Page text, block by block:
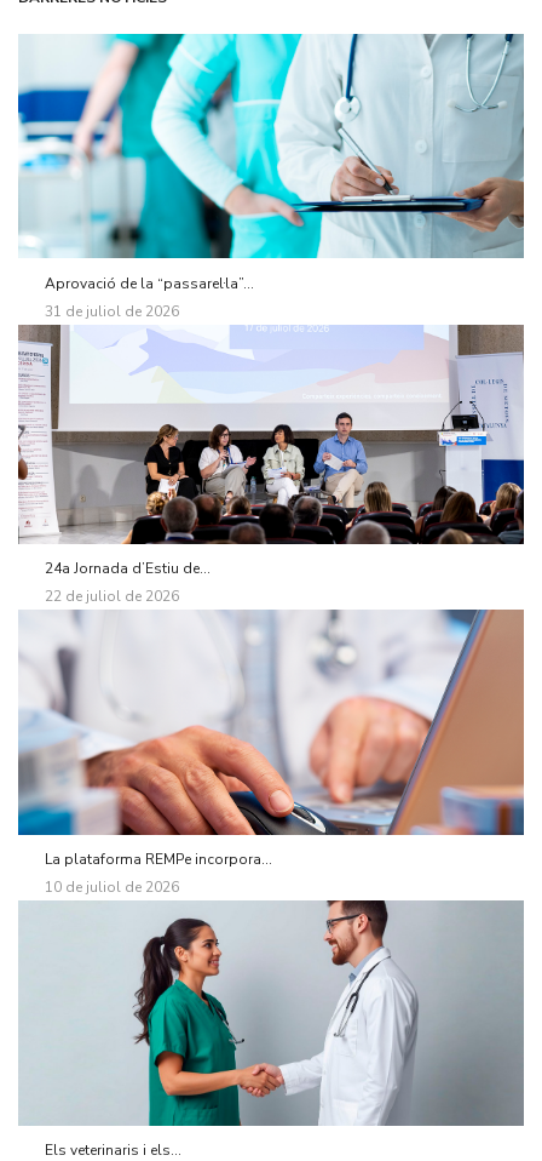
Aprovació de la “passarel·la”...
31 de juliol de 2026
24a Jornada d’Estiu de...
22 de juliol de 2026
La plataforma REMPe incorpora...
10 de juliol de 2026
Els veterinaris i els...